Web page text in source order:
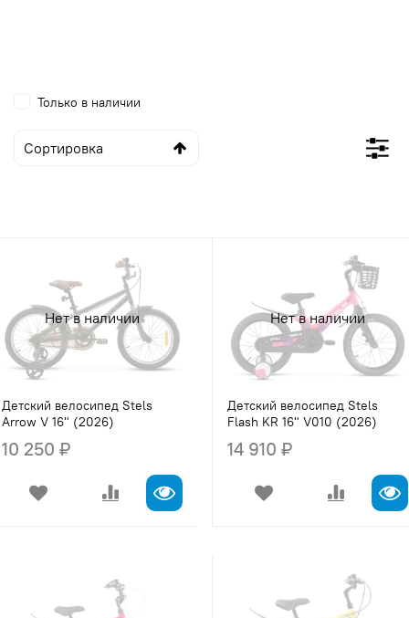
Нет в наличии
Детский велосипед Stels
Arrow V 16" (2026)
10 250 ₽
Нет в наличии
Детский велосипед Stels
Flash KR 16" V010 (2026)
14 910 ₽
Только в наличии